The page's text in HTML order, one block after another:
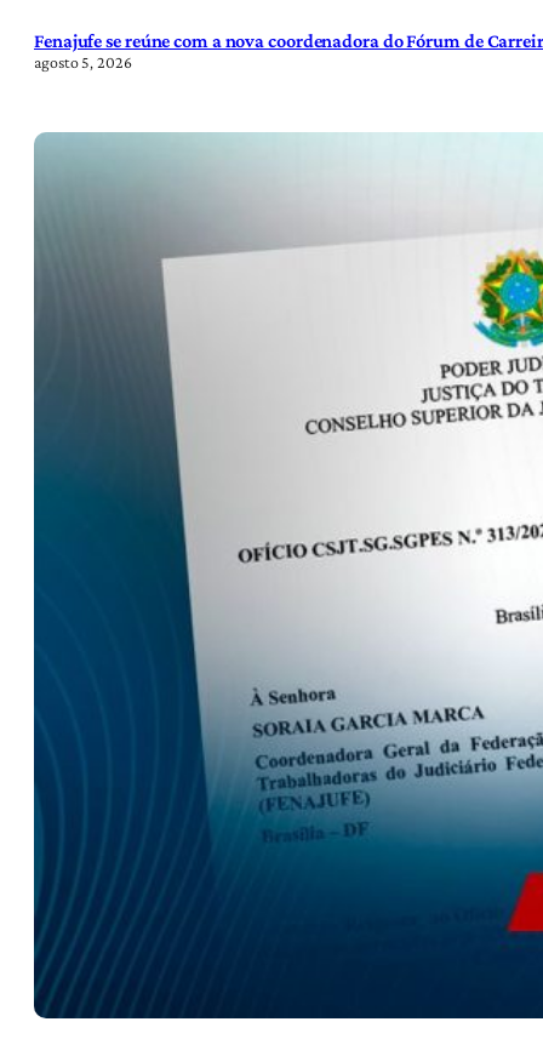
Fenajufe se reúne com a nova coordenadora do Fórum de
agosto 5, 2026